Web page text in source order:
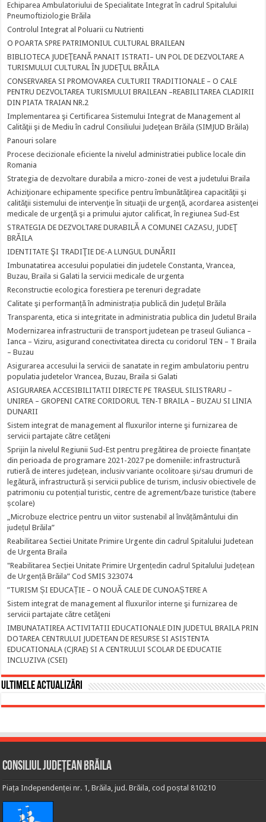
Echiparea Ambulatoriului de Specialitate Integrat în cadrul Spitalului
Pneumoftiziologie Brăila
Controlul Integrat al Poluarii cu Nutrienti
O POARTA SPRE PATRIMONIUL CULTURAL BRAILEAN
BIBLIOTECA JUDEŢEANĂ PANAIT ISTRATI– UN POL DE DEZVOLTARE A
TURISMULUI CULTURAL ÎN JUDEŢUL BRĂILA
CONSERVAREA SI PROMOVAREA CULTURII TRADITIONALE – O CALE
PENTRU DEZVOLTAREA TURISMULUI BRAILEAN –REABILITAREA CLADIRII
DIN PIATA TRAIAN NR.2
Implementarea şi Certificarea Sistemului Integrat de Management al
Calităţii şi de Mediu în cadrul Consiliului Judeţean Brăila (SIMJUD Brăila)
Panouri solare
Procese decizionale eficiente la nivelul administratiei publice locale din
Romania
Strategia de dezvoltare durabila a micro-zonei de vest a judetului Braila
Achiziţionare echipamente specifice pentru îmbunătăţirea capacităţii şi
calităţii sistemului de intervenţie în situaţii de urgenţă, acordarea asistenţei
medicale de urgenţă şi a primului ajutor calificat, în regiunea Sud-Est
STRATEGIA DE DEZVOLTARE DURABILĂ A COMUNEI CAZASU, JUDEŢ
BRĂILA
IDENTITATE ŞI TRADIŢIE DE-A LUNGUL DUNĂRII
Imbunatatirea accesului populatiei din judetele Constanta, Vrancea,
Buzau, Braila si Galati la servicii medicale de urgenta
Reconstructie ecologica forestiera pe terenuri degradate
Calitate şi performanță în administrația publică din Județul Brăila
Transparenta, etica si integritate in administratia publica din Judetul Braila
Modernizarea infrastructurii de transport judetean pe traseul Gulianca –
Ianca – Viziru, asigurand conectivitatea directa cu coridorul TEN – T Braila
– Buzau
Asigurarea accesului la servicii de sanatate in regim ambulatoriu pentru
populatia judetelor Vrancea, Buzau, Braila si Galati
ASIGURAREA ACCESIBILITATII DIRECTE PE TRASEUL SILISTRARU –
UNIREA – GROPENI CATRE CORIDORUL TEN-T BRAILA – BUZAU SI LINIA
DUNARII
Sistem integrat de management al fluxurilor interne şi furnizarea de
servicii partajate către cetăţeni
Sprijin la nivelul Regiunii Sud-Est pentru pregătirea de proiecte finanțate
din perioada de programare 2021-2027 pe domeniile: infrastructură
rutieră de interes județean, inclusiv variante ocolitoare și/sau drumuri de
legătură, infrastructură și servicii publice de turism, inclusiv obiectivele de
patrimoniu cu potențial turistic, centre de agrement/baze turistice (tabere
școlare)
„Microbuze electrice pentru un viitor sustenabil al învățământului din
județul Brăila”
Reabilitarea Sectiei Unitate Primire Urgente din cadrul Spitalului Judetean
de Urgenta Braila
"Reabilitarea Secției Unitate Primire Urgențedin cadrul Spitalului Județean
de Urgență Brăila” Cod SMIS 323074
”TURISM ȘI EDUCAȚIE – O NOUĂ CALE DE CUNOAȘTERE A
Sistem integrat de management al fluxurilor interne şi furnizarea de
servicii partajate către cetăţeni
IMBUNATATIREA ACTIVITATII EDUCATIONALE DIN JUDETUL BRAILA PRIN
DOTAREA CENTRULUI JUDETEAN DE RESURSE SI ASISTENTA
EDUCATIONALA (CJRAE) SI A CENTRULUI SCOLAR DE EDUCATIE
INCLUZIVA (CSEI)
Ultimele actualizări
Consiliul Județean Brăila
Piața Independenței nr. 1, Brăila, jud. Brăila, cod poștal 810210